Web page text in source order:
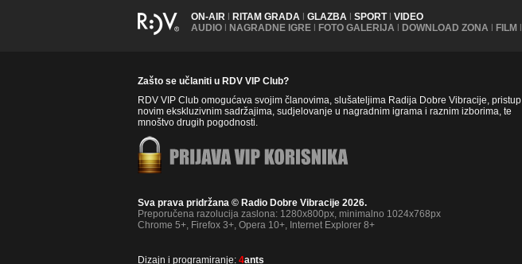
ON-AIR | RITAM GRADA | GLAZBA | SPORT | VIDEO
AUDIO | NAGRADNE IGRE | FOTO GALERIJA | DOWNLOAD ZONA | FILM |
Zašto se učlaniti u RDV VIP Club?
RDV VIP Club omogućava svojim članovima, slušateljima Radija Dobre Vibracije, pristup
novim ekskluzivnim sadržajima, sudjelovanje u nagradnim igrama i raznim izborima, te
mnoštvo drugih pogodnosti.
Sva prava pridržana © Radio Dobre Vibracije 2026.
Preporučena razolucija zaslona: 1280x800px, minimalno 1024x768px
Chrome 5+, Firefox 3+, Opera 10+, Internet Explorer 8+
Dizajn i programiranje: 4ants